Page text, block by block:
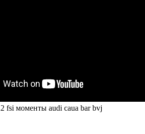
fsi моменты audi caua bar bvj